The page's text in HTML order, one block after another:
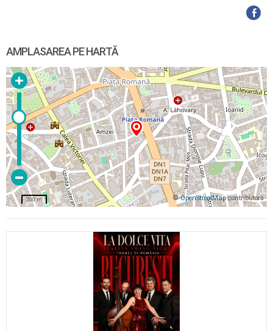
AMPLASAREA PE HARTĂ
©OpenStreetMapcontributors
200 m